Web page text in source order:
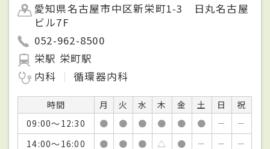
愛知県名古屋市中区新栄町1-3 日丸名古屋
ビル7F
052-962-8500
栄駅 栄町駅
内科
循環器内科
時間 月 火 水 木 金 土 日
祝
09:00～12:30
● ● ● ● ● ● －
－
14:00～16:00
● ● ● △ ● － －
－